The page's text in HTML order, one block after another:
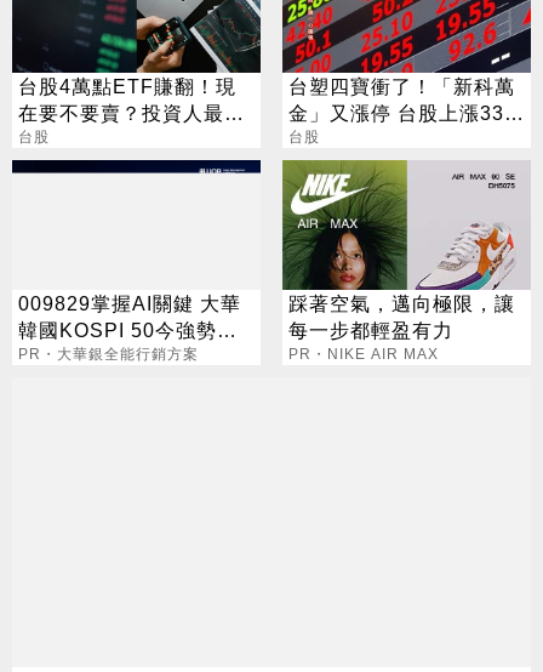
台股4萬點ETF賺翻！現
在要不要賣？投資人最常
問3個問題一次看
台股
台塑四寶衝了！「新科萬
金」又漲停 台股上漲330
點
台股
009829掌握AI關鍵 大華
韓國KOSPI 50今強勢開
募
PR・大華銀全能行銷方案
踩著空氣，邁向極限，讓
每一步都輕盈有力
PR・NIKE AIR MAX